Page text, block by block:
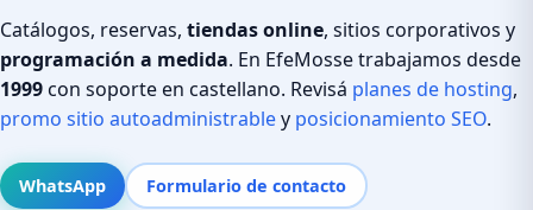
Catálogos, reservas, tiendas online, sitios corporativos y
programación a medida. En EfeMosse trabajamos desde
1999con soporte en castellano. Revisá planes de hosting,
promo sitio autoadministrabley posicionamiento SEO.
WhatsApp Formulario de contacto